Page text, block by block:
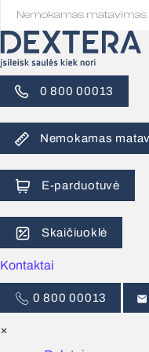
Nemokamas matavimas
0 800 00013
Nemokamas
E-parduotuvė
Skaičiuoklė
Kontaktai
0 800 00013
×